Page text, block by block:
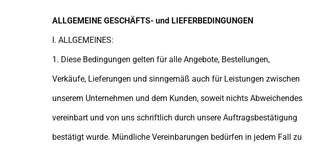
ALLGEMEINE GESCHÄFTS- und LIEFERBEDINGUNGEN
I. ALLGEMEINES:
1. Diese Bedingungen gelten für alle Angebote, Bestellungen,
Verkäufe, Lieferungen und sinngemäß auch für Leistungen zwischen
unserem Unternehmen und dem Kunden, soweit nichts Abweichendes
vereinbart und von uns schriftlich durch unsere Auftragsbestätigung
bestätigt wurde. Mündliche Vereinbarungen bedürfen in jedem Fall zu